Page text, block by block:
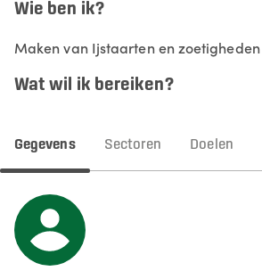
Wie ben ik?
Maken van Ijstaarten en zoetigheden
Wat wil ik bereiken?
Gegevens Sectoren Doelen